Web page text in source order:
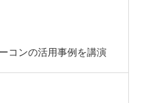
コンの活用事例を講演